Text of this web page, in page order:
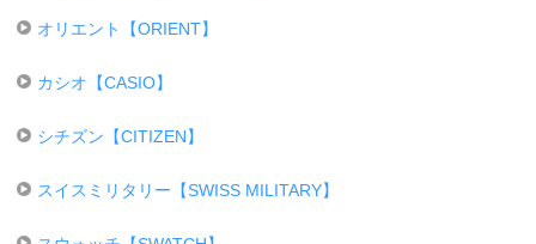
オリエント【ORIENT】
カシオ【CASIO】
シチズン【CITIZEN】
スイスミリタリー【SWISS MILITARY】